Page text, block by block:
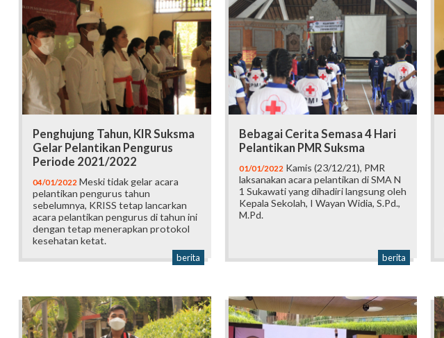
Penghujung Tahun, KIR Suksma
Gelar Pelantikan Pengurus
Periode 2021/2022
04/01/2022 Meski tidak gelar acara
pelantikan pengurus tahun
sebelumnya, KRISS tetap lancarkan
acara pelantikan pengurus di tahun ini
dengan tetap menerapkan protokol
kesehatan ketat.
berita
Bebagai Cerita Semasa 4 Hari
Pelantikan PMR Suksma
01/01/2022 Kamis (23/12/21), PMR
laksanakan acara pelantikan di SMA N
1 Sukawati yang dihadiri langsung oleh
Kepala Sekolah, I Wayan Widia, S.Pd.,
M.Pd.
berita